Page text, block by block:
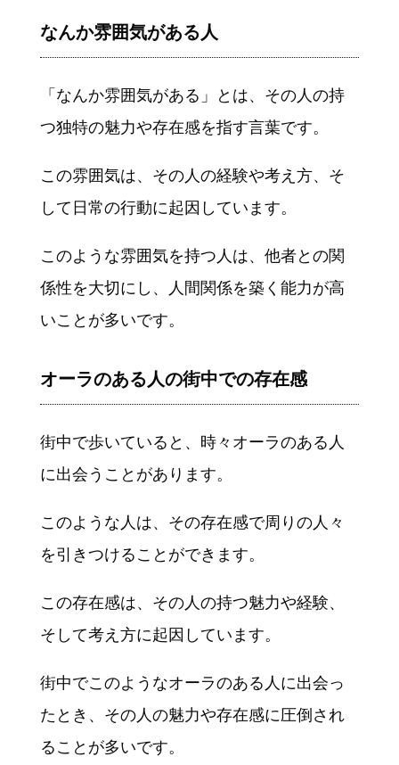
なんか雰囲気がある人
「なんか雰囲気がある」とは、その人の持
つ独特の魅力や存在感を指す言葉です。
この雰囲気は、その人の経験や考え方、そ
して日常の行動に起因しています。
このような雰囲気を持つ人は、他者との関
係性を大切にし、人間関係を築く能力が高
いことが多いです。
オーラのある人の街中での存在感
街中で歩いていると、時々オーラのある人
に出会うことがあります。
このような人は、その存在感で周りの人々
を引きつけることができます。
この存在感は、その人の持つ魅力や経験、
そして考え方に起因しています。
街中でこのようなオーラのある人に出会っ
たとき、その人の魅力や存在感に圧倒され
ることが多いです。